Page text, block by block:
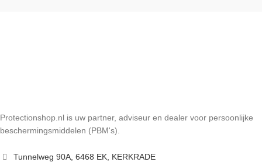
Protectionshop.nl is uw partner, adviseur en dealer voor persoonlijke
beschermingsmiddelen (PBM's).
Tunnelweg 90A, 6468 EK, KERKRADE